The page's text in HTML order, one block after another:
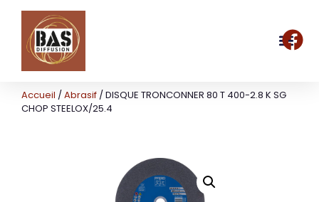
Accueil /Abrasif / DISQUE TRONCONNER 80 T 400-2.8 K SG
CHOP STEELOX/25.4